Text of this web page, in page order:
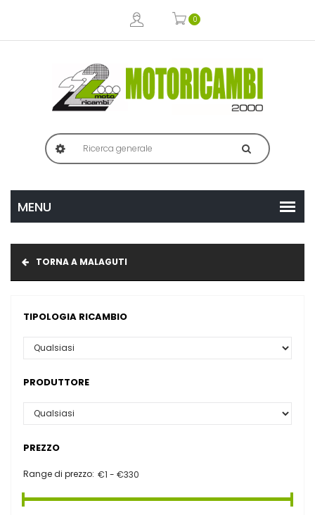
0
TORNA A MALAGUTI
TIPOLOGIA RICAMBIO
PRODUTTORE
PREZZO
Range di prezzo: